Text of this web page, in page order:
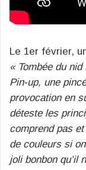
Le 1er février,
« Tombée du nid
Pin-up, une
provocation en
déteste les
comprend pas
de couleurs si
joli bonbon qu’il